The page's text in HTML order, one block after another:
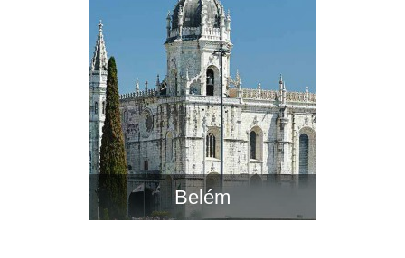
Belém